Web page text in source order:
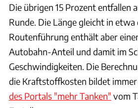
Die übrigen 15 Prozent entfallen
Runde. Die Länge gleicht in
Routenführung enthält aber
Autobahn-Anteil und damit im
Geschwindigkeiten. Die
die Kraftstoffkosten bildet immer
des Portals "mehr Tanken" vom